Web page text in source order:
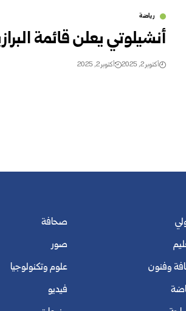
رياضة
أنشيلوتي يعلن قائمة
أكتوبر 2, 2025 أكتوبر 2, 2025
وفنون
صحافة
صور
علوم وتكنولوجيا
فيديو